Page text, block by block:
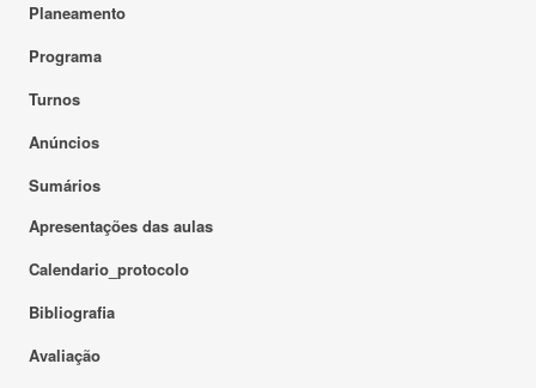
Planeamento
Programa
Turnos
Anúncios
Sumários
Apresentações das aulas
Calendario_protocolo
Bibliografia
Avaliação